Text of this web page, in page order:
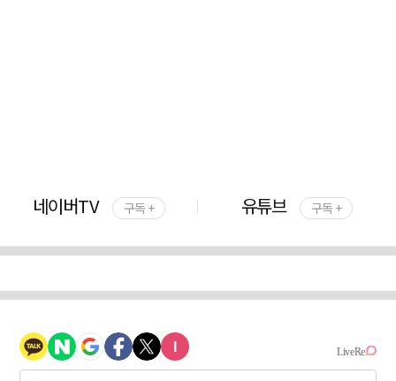
네이버TV 구독 + 유튜브 구독 +